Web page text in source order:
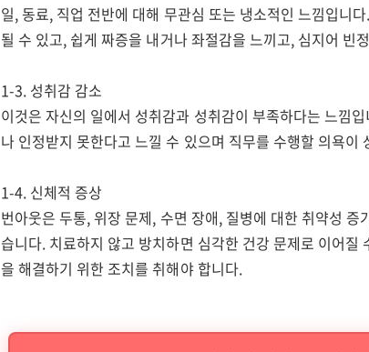
일, 동료, 직업 전반에 대해 무관심 또는 냉소적인 느낌입니
될 수 있고, 쉽게 짜증을 내거나 좌절감을 느끼고, 심지어 빈
1-3. 성취감 감소
이것은 자신의 일에서 성취감과 성취감이 부족하다는 느낌
나 인정받지 못한다고 느낄 수 있으며 직무를 수행할 의욕이
1-4. 신체적 증상
번아웃은 두통, 위장 문제, 수면 장애, 질병에 대한 취약성
습니다. 치료하지 않고 방치하면 심각한 건강 문제로 이어
을 해결하기 위한 조치를 취해야 합니다.